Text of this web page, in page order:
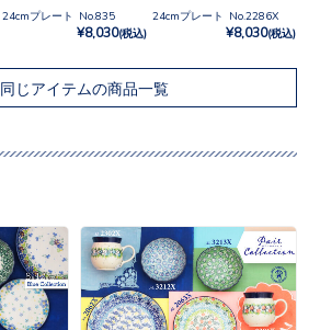
24cmプレート No.835
¥8,030(税込)
24cmプレート No.2286X
¥8,030(税込)
同じアイテムの商品一覧